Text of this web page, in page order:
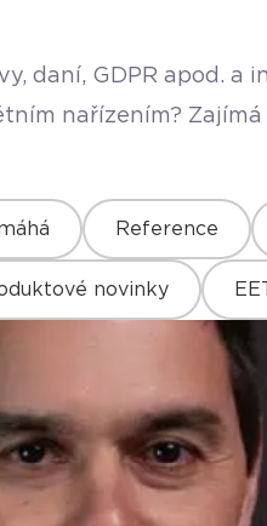
daní, GDPR apod.
nařízením?
Reference
novinky